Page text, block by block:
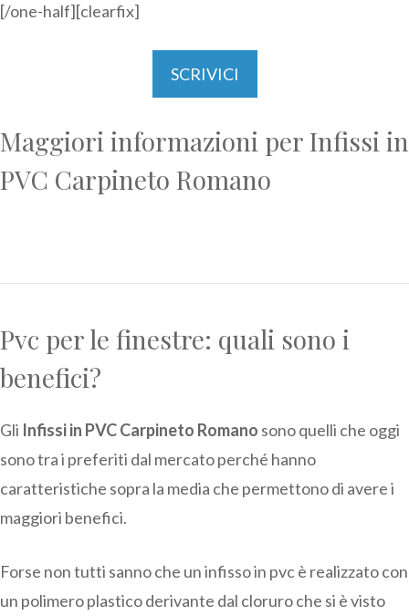
[/one-half][clearfix]
SCRIVICI
Maggiori informazioni per Infissi in
PVC Carpineto Romano
Pvc per le finestre: quali sono i
benefici?
Gli Infissi in PVC Carpineto Romano sono quelli che oggi
sono tra i preferiti dal mercato perché hanno
caratteristiche sopra la media che permettono di avere i
maggiori benefici.
Forse non tutti sanno che un infisso in pvc è realizzato con
un polimero plastico derivante dal cloruro che si è visto